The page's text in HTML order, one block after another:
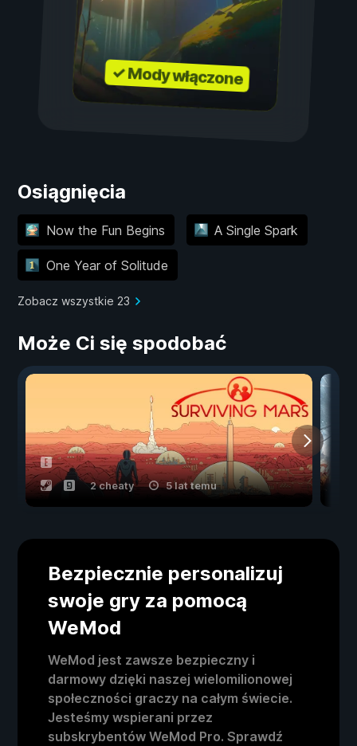
✓ Mody włączone
Osiągnięcia
Now the Fun Begins A Single Spark
One Year of Solitude
Zobacz wszystkie 23
Może Ci się spodobać
2 cheaty 5 lat temu
Bezpiecznie personalizuj
swoje gry za pomocą
WeMod
WeMod jest zawsze bezpieczny i
darmowy dzięki naszej wielomilionowej
społeczności graczy na całym świecie.
Jesteśmy wspierani przez
subskrybentów WeMod Pro. Sprawdź